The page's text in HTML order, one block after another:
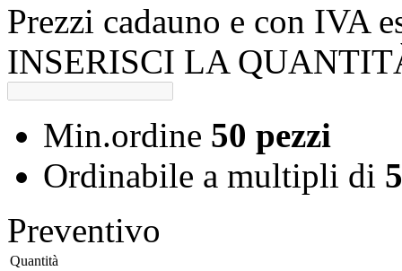
Prezzi cadauno e con IVA
INSERISCI LA
Min.ordine 50 pezzi
Ordinabile a multipli di
Preventivo
Quantità